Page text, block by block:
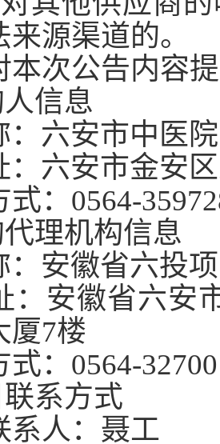
源渠道的。
本次公告内容
信息
六安市中医院
六安市金安
： 0564-
理机构信息
安徽省六投
安徽省六安
厦7楼
： 0564-
系方式
系人：聂工